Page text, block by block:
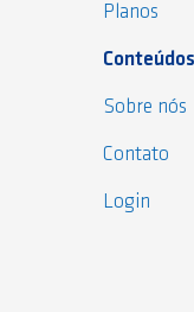
Planos
Conteúdos
Sobre nós
Contato
Login